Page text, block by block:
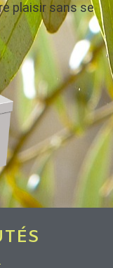
plaisir sans se